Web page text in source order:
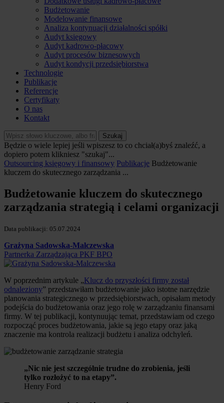
Budżetowanie
Modelowanie finansowe
Analiza kontynuacji działalności spółki
Audyt księgowy
Audyt kadrowo-płacowy
Audyt procesów biznesowych
Audyt kondycji przedsiębiorstwa
Technologie
Publikacje
Referencje
Certyfikaty
O nas
Kontakt
Szukaj
Będzie o wiele lepiej jeśli wpiszesz to co chciał(a)byś znaleźć, a
dopiero potem klikniesz "szukaj"...
Outsourcing księgowy i finansowy Publikacje Budżetowanie
kluczem do skutecznego zarządzania ...
Budżetowanie kluczem do skutecznego
zarządzania strategią i celami organizacji
Data publikacji: 05.07.2024
Grażyna Sadowska-Malczewska
Partnerka Zarządzająca PKF BPO
W poprzednim artykule „Klucz do przyszłości firmy został
odnaleziony” przedstawiłam budżetowanie jako istotne narzędzie
planowania strategicznego w przedsiębiorstwach, opisałam metody
podejścia do budżetowania oraz jego rolę w zarządzaniu finansami
firmy. W tej publikacji, kontynuując temat, przedstawiam od czego
rozpocząć proces budżetowania, jakie są jego etapy oraz jaką
znaczenie ma kontrola realizacji budżetu i analiza odchyleń.
„Nic nie jest szczególnie trudne do zrobienia, jeśli
tylko rozłożyć to na etapy”.
Henry Ford